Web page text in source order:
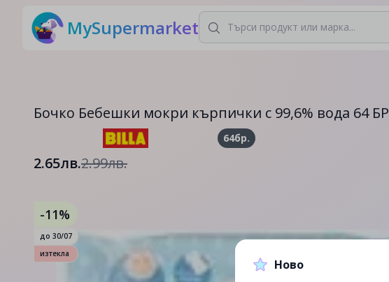
MySupermarket
Бочко Бебешки мокри кърпички с 99,6% вода 64 БР
64бр.
2.65лв.2.99лв.
-11%
до 30/07
изтекла
Ново